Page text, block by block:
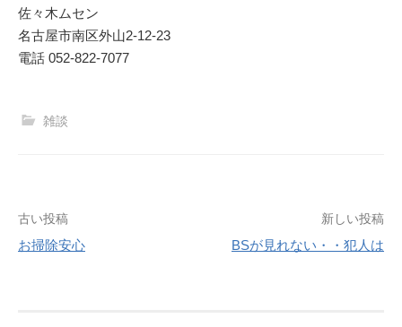
佐々木ムセン
名古屋市南区外山2-12-23
電話 052-822-7077
雑談
投
稿
古い投稿
お掃除安心
新しい投稿
BSが見れない・・犯人は